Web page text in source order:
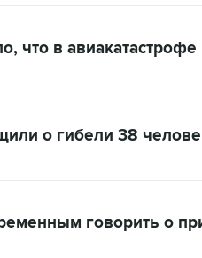
что в
о гибели 38
говорить о